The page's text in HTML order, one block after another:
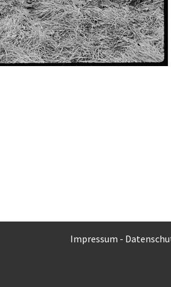
Impressum -